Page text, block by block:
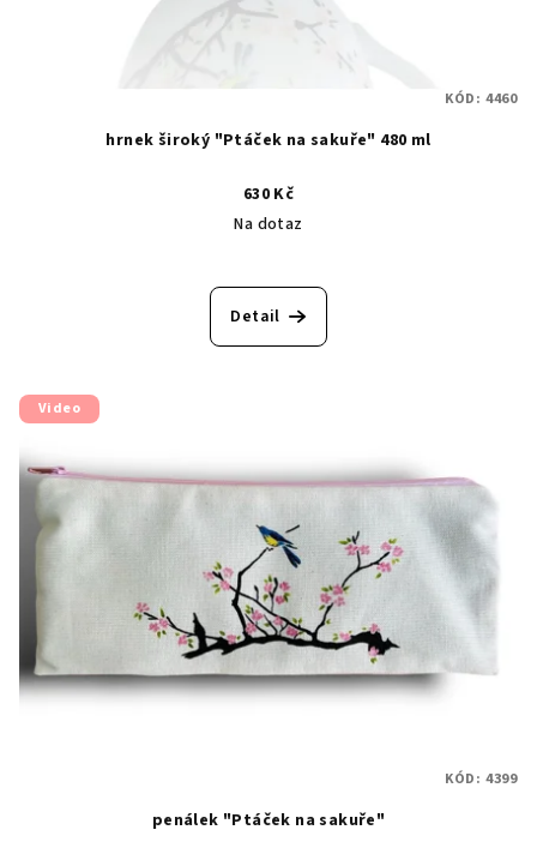
hrnek široký "Ptáček na sakuře" 480 ml
630 Kč
Na dotaz
Detail
KÓD: 4460
Video
penálek "Ptáček na sakuře"
KÓD: 4399